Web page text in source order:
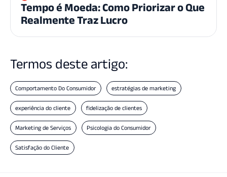
Tempo é Moeda: Como Priorizar o Que
Realmente Traz Lucro
Termos deste artigo:
Comportamento Do Consumidor estratégias de marketing
experiência do cliente fidelização de clientes
Marketing de Serviços Psicologia do Consumidor
Satisfação do Cliente